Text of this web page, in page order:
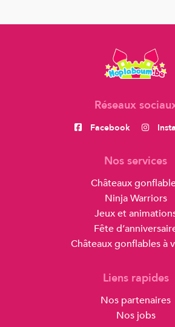
Réseaux
Facebook
Nos services
Châteaux
Ninja Warriors
Jeux et
Fête
Châteaux gonflables à
Liens rapides
Nos partenaires
Nos jobs